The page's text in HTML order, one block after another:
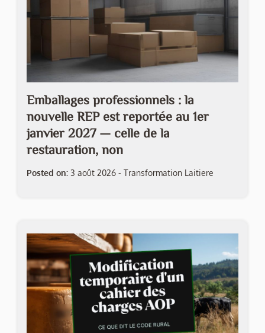
Emballages professionnels : la
nouvelle REP est reportée au 1er
janvier 2027 — celle de la
restauration, non
Posted on: 3 août 2026 - Transformation Laitiere